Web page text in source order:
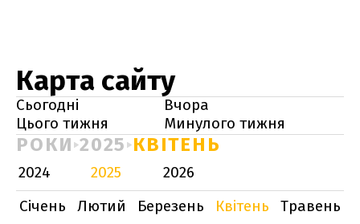
Карта сайту
Сьогодні
Вчора
Цього тижня
Минулого тижня
РОКИ 2025 КВІТЕНЬ
2024 2025
2026
Січень
Лютий Березень Квітень
Травень